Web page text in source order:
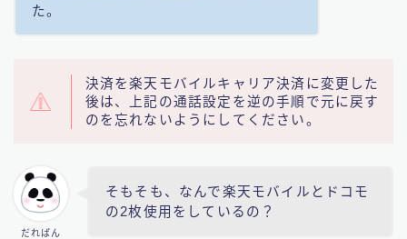
た。
決済を楽天モバイルキャリア決済に変更した
後は、上記の通話設定を逆の手順で元に戻す
のを忘れないようにしてください。
だれぱん
そもそも、なんで楽天モバイルとドコモ
の2枚使用をしているの？